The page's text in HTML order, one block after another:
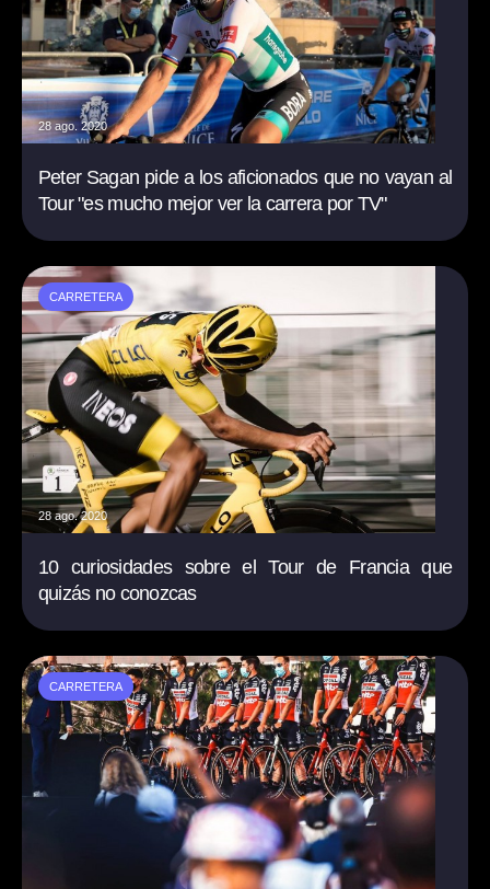
28 ago. 2020
Peter Sagan pide a los aficionados que no vayan al
Tour "es mucho mejor ver la carrera por TV"
CARRETERA
28 ago. 2020
10 curiosidades sobre el Tour de Francia que
quizás no conozcas
CARRETERA